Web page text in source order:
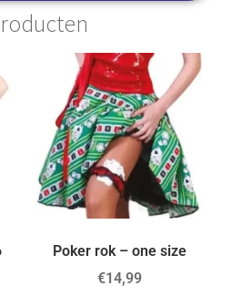
Poker rok – one size
€14,99